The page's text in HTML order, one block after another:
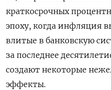
краткосрочных
эпоху, когда инфляция
влитые в банковскую
за последнее
создают некоторые
эффекты.